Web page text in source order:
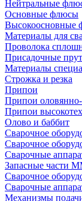
Нейтральные
Основные флюсы
Высокоосновные
Материалы для
Проволока
Присадочные
Материалы
Строжка и резка
Припои
Припои
Припои
Олово и баббит
Сварочное
Сварочное
Сварочные
Запасные части
Сварочное
Сварочные
Механизмы